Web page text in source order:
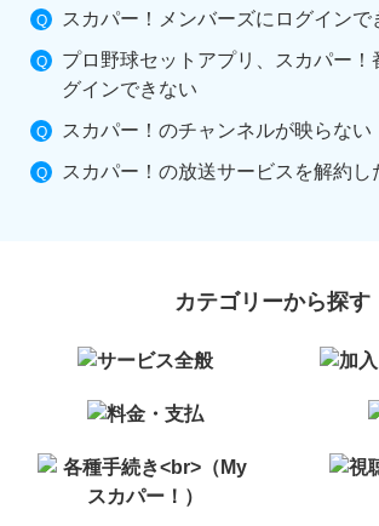
スカパー！メンバーズにログインで
プロ野球セットアプリ、スカパー！
グインできない
スカパー！のチャンネルが映らない
スカパー！の放送サービスを解約し
カテゴリーから探す